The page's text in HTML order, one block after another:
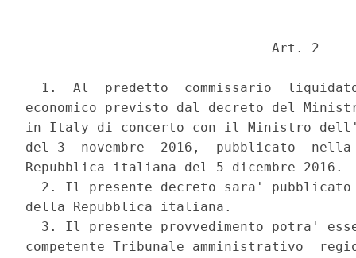
                               Art. 2
1.  Al  predetto  commissario
economico previsto dal decreto del
in Italy di concerto con il Ministro
del 3  novembre  2016,  pubblicato
Repubblica italiana del 5 dicembre 2016.
2. Il presente decreto sara'
della Repubblica italiana.
3. Il presente provvedimento potra'
competente Tribunale amministrativo